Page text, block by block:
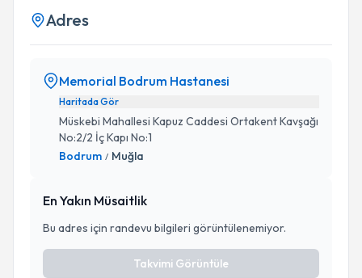
Adres
Memorial Bodrum Hastanesi
Haritada Gör
Müskebi Mahallesi Kapuz Caddesi Ortakent Kavşağı
No:2/2 İç Kapı No:1
Bodrum / Muğla
En Yakın Müsaitlik
Bu adres için randevu bilgileri görüntülenemiyor.
Takvimi Görüntüle